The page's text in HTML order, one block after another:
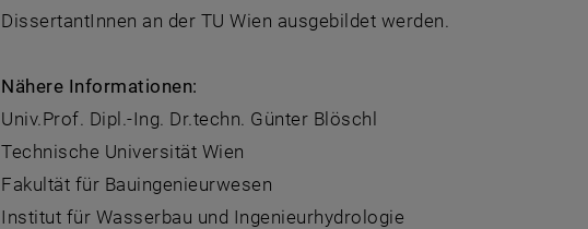
DissertantInnen an der TU Wien ausgebildet werden.
Nähere Informationen:
Univ.Prof. Dipl.-Ing. Dr.techn. Günter Blöschl
Technische Universität Wien
Fakultät für Bauingenieurwesen
Institut für Wasserbau und Ingenieurhydrologie